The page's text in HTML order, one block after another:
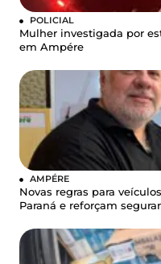
POLICIAL
Mulher investigada por
em Ampére
AMPÉRE
Novas regras para
Paraná e reforçam